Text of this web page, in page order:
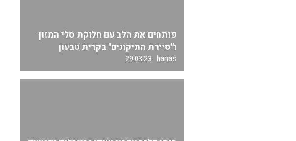
פותחים את הלב עם חלוקת סלי המזון
ו"סיירת התיקונים" בקרית טבעון
hanas
29.03.23